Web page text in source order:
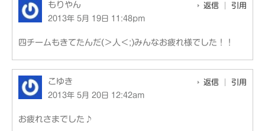
もりやん
2013年 5月 19日 11:48pm
返信 引用
四チームもきてたんだ(＞人＜;)みんなお疲れ様でした！！
こゆき
2013年 5月 20日 12:42am
返信 引用
お疲れさまでした♪